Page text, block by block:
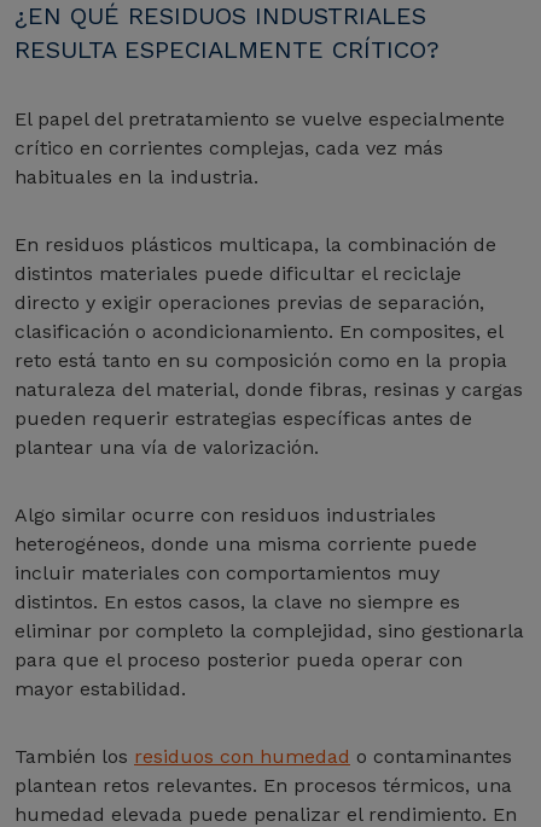
¿EN QUÉ RESIDUOS INDUSTRIALES
RESULTA ESPECIALMENTE CRÍTICO?
El papel del pretratamiento se vuelve especialmente
crítico en corrientes complejas, cada vez más
habituales en la industria.
En residuos plásticos multicapa, la combinación de
distintos materiales puede dificultar el reciclaje
directo y exigir operaciones previas de separación,
clasificación o acondicionamiento. En composites, el
reto está tanto en su composición como en la propia
naturaleza del material, donde fibras, resinas y cargas
pueden requerir estrategias específicas antes de
plantear una vía de valorización.
Algo similar ocurre con residuos industriales
heterogéneos, donde una misma corriente puede
incluir materiales con comportamientos muy
distintos. En estos casos, la clave no siempre es
eliminar por completo la complejidad, sino gestionarla
para que el proceso posterior pueda operar con
mayor estabilidad.
También los residuos con humedad o contaminantes
plantean retos relevantes. En procesos térmicos, una
humedad elevada puede penalizar el rendimiento. En